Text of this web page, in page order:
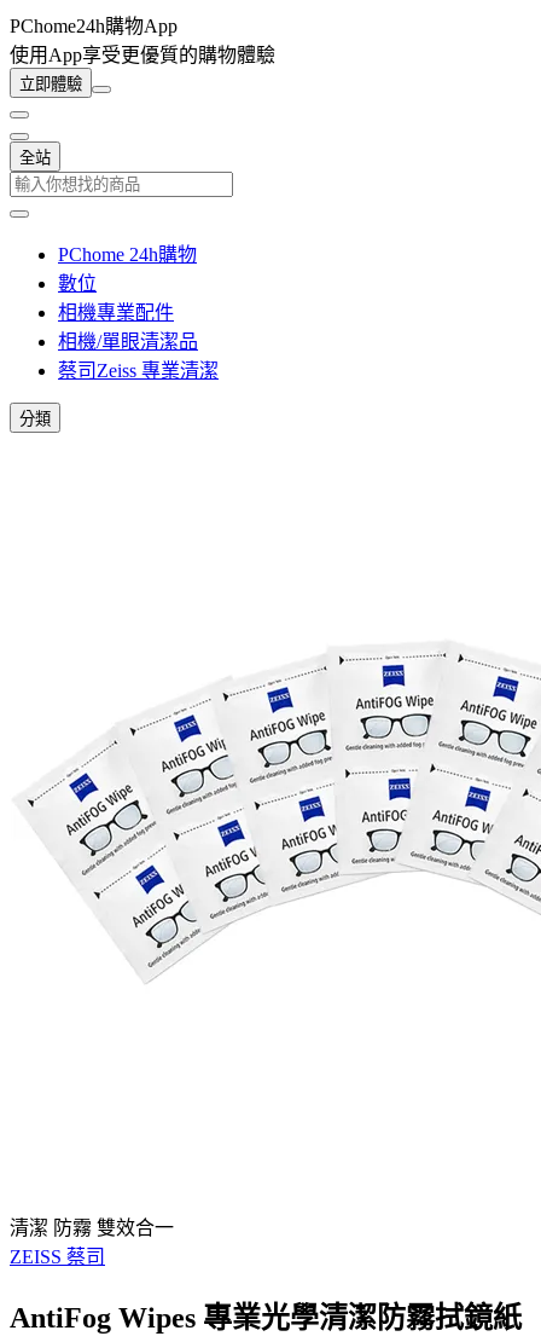
PChome24h購物App
使用App享受更優質的購物體驗
立即體驗
全站
PChome 24h購物
數位
相機專業配件
相機/單眼清潔品
蔡司Zeiss 專業清潔
分類
清潔 防霧 雙效合一
ZEISS 蔡司
AntiFog Wipes 專業光學清潔防霧拭鏡紙